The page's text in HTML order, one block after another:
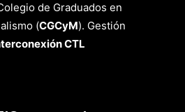
de Graduados en
(CGCyM). Gestión
CTL